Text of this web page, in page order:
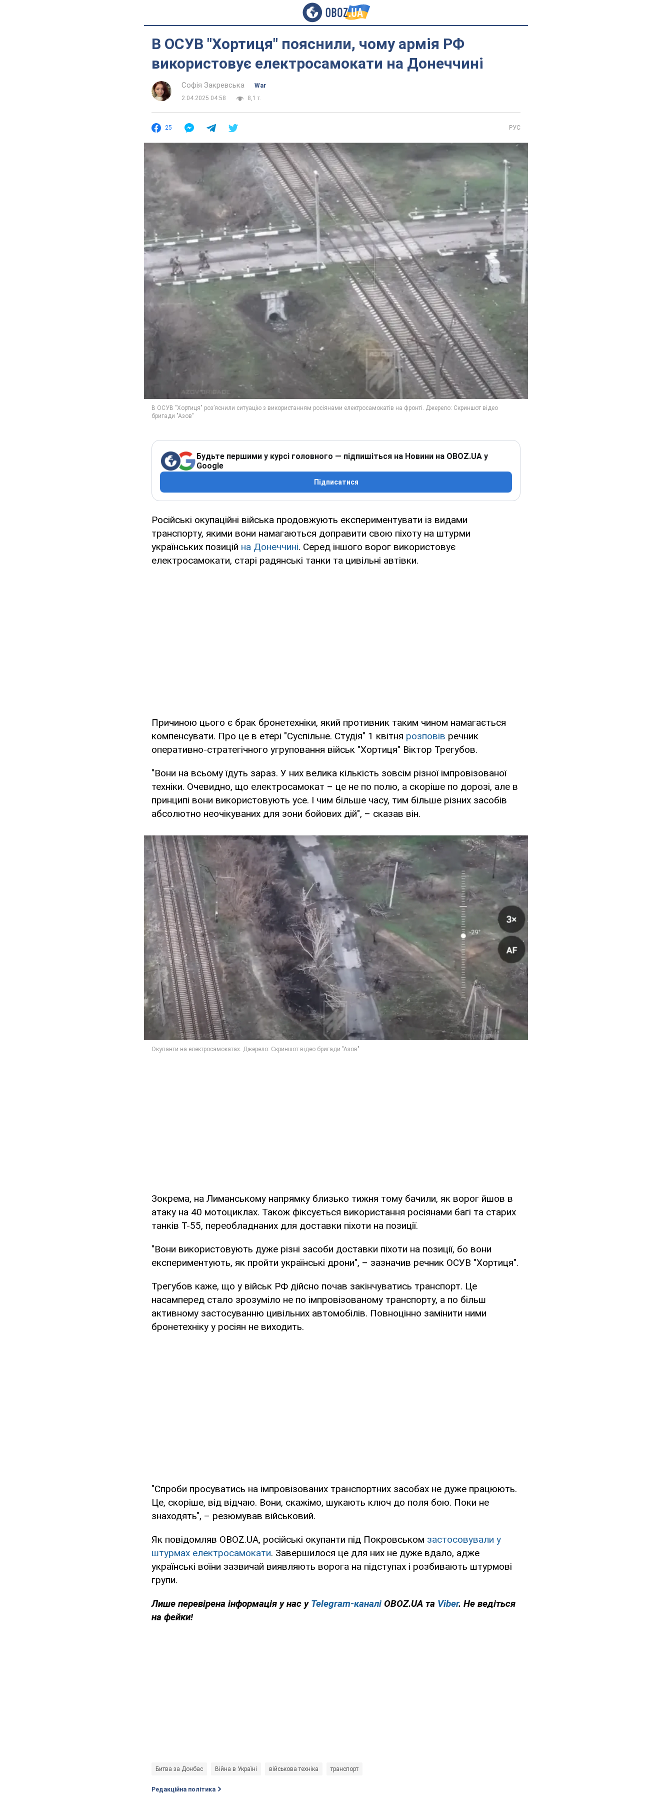
В ОСУВ "Хортиця" пояснили, чому армія РФ
використовує електросамокати на Донеччині
Софія Закревська
War
2.04.2025 04:58
8,1 т.
25 РУС
Будьте першими у курсі головного — підпишіться на Новини на OBOZ.UA у
Google
Підписатися
Російські окупаційні війська продовжують експериментувати із видами
транспорту, якими вони намагаються доправити свою піхоту на штурми
українських позицій на Донеччині. Серед іншого ворог використовує
електросамокати, старі радянські танки та цивільні автівки.
Причиною цього є брак бронетехніки, який противник таким чином намагається
компенсувати. Про це в етері "Суспільне. Студія" 1 квітня розповів речник
оперативно-стратегічного угруповання військ "Хортиця" Віктор Трегубов.
"Вони на всьому їдуть зараз. У них велика кількість зовсім різної імпровізованої
техніки. Очевидно, що електросамокат – це не по полю, а скоріше по дорозі, але в
принципі вони використовують усе. І чим більше часу, тим більше різних засобів
абсолютно неочікуваних для зони бойових дій", – сказав він.
Зокрема, на Лиманському напрямку близько тижня тому бачили, як ворог йшов в
атаку на 40 мотоциклах. Також фіксується використання росіянами багі та старих
танків Т-55, переобладнаних для доставки піхоти на позиції.
"Вони використовують дуже різні засоби доставки піхоти на позиції, бо вони
експериментують, як пройти українські дрони", – зазначив речник ОСУВ "Хортиця".
Трегубов каже, що у військ РФ дійсно почав закінчуватись транспорт. Це
насамперед стало зрозуміло не по імпровізованому транспорту, а по більш
активному застосуванню цивільних автомобілів. Повноцінно замінити ними
бронетехніку у росіян не виходить.
"Спроби просуватись на імпровізованих транспортних засобах не дуже працюють.
Це, скоріше, від відчаю. Вони, скажімо, шукають ключ до поля бою. Поки не
знаходять", – резюмував військовий.
Як повідомляв OBOZ.UA, російські окупанти під Покровськом застосовували у
штурмах електросамокати. Завершилося це для них не дуже вдало, адже
українські воїни зазвичай виявляють ворога на підступах і розбивають штурмові
групи.
Лише перевірена інформація у нас у Telegram-каналі OBOZ.UA та Viber. Не ведіться
на фейки!
Битва за Донбас Війна в Україні військова техніка транспорт
Редакційна політика